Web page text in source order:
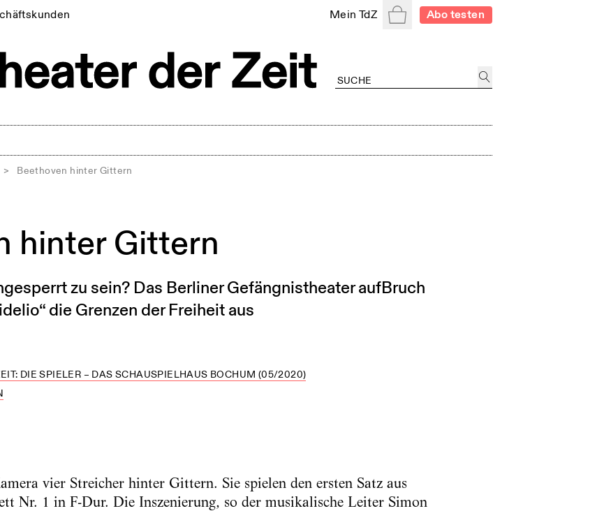
Mein TdZ WarenkorbAbo testen
> Beethoven hinter Gittern
hinter Gittern
zu sein? Das Berliner Gefängnistheater aufBruch
die Grenzen der Freiheit aus
DIE SPIELER – DAS SCHAUSPIELHAUS BOCHUM (05/2020)
vier Streicher hinter Gittern. Sie spielen den ersten Satz aus
Nr. 1 in F-Dur. Die Inszenierung, so der musikalische Leiter Simon